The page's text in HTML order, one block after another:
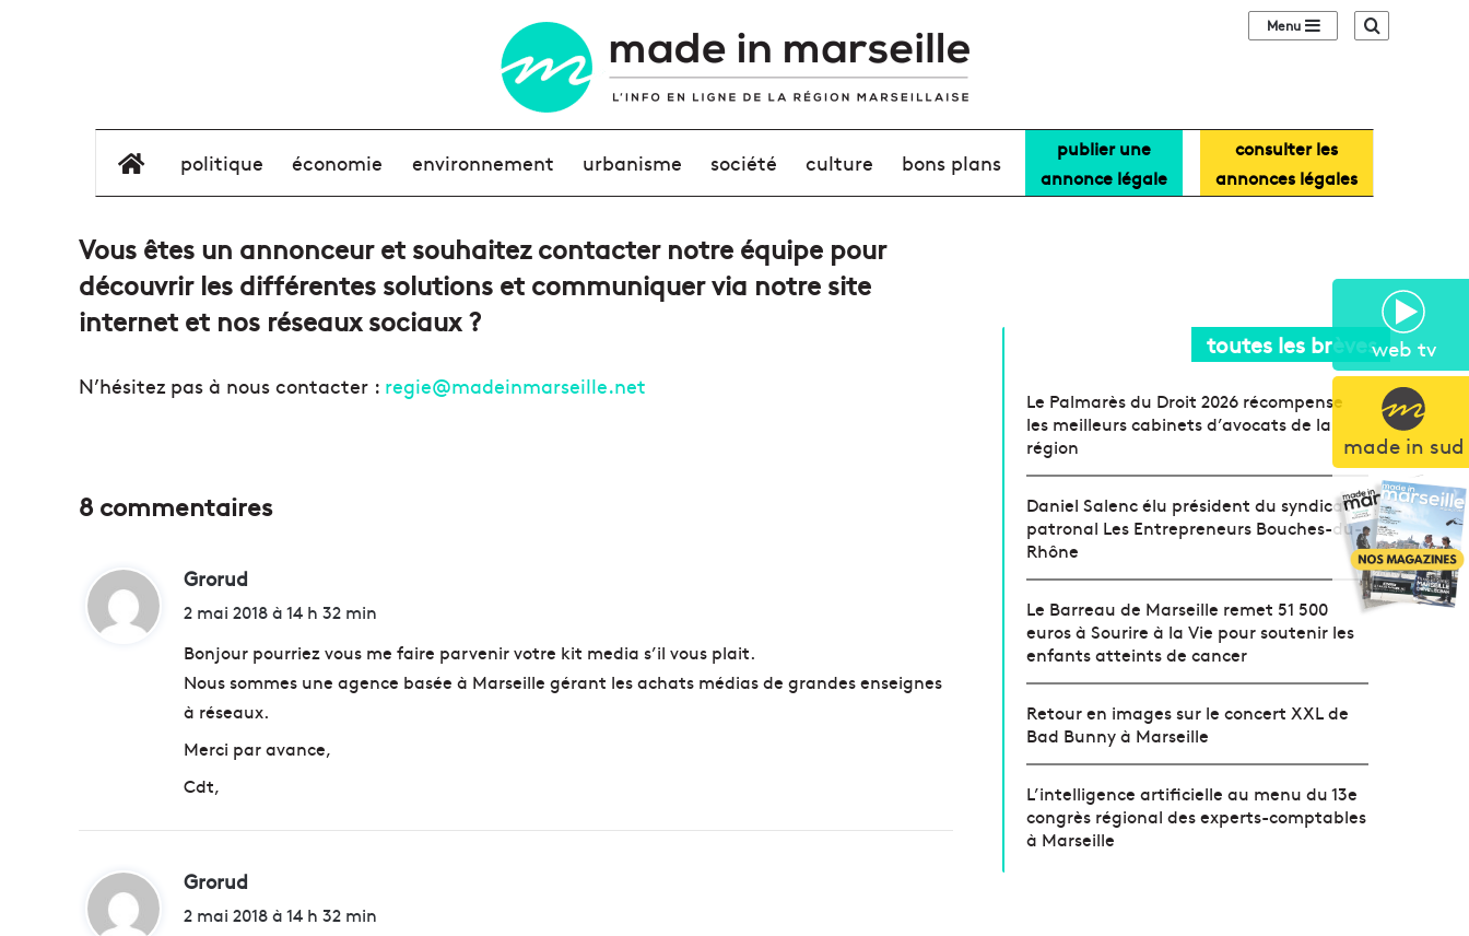
web tv
made in sud
Sidebar (barre
élément de menu
politique économie environnement urbanisme société culture bons plans
publier une
annonce légale
consulter les
annonces légales
Vous êtes un annonceur et souhaitez contacter notre équipe pour
découvrir les différentes solutions et communiquer via notre site
internet et nos réseaux sociaux ?
N’hésitez pas à nous contacter : regie@madeinmarseille.net
8 commentaires
Grorud
i
2 mai 2018 à 14 h 32 min
Bonjour pourriez vous me faire parvenir votre kit media s’il vous plait.
Nous sommes une agence basée à Marseille gérant les achats médias de grandes enseignes
à réseaux.
Merci par avance,
Cdt,
Grorud
i
2 mai 2018 à 14 h 32 min
toutes les brèves
Le Palmarès du Droit 2026 récompense
les meilleurs cabinets d’avocats de la
région
Daniel Salenc élu président du syndicat
patronal Les Entrepreneurs Bouches-du-
Rhône
Le Barreau de Marseille remet 51 500
euros à Sourire à la Vie pour soutenir les
enfants atteints de cancer
Retour en images sur le concert XXL de
Bad Bunny à Marseille
L’intelligence artificielle au menu du 13e
congrès régional des experts-comptables
à Marseille